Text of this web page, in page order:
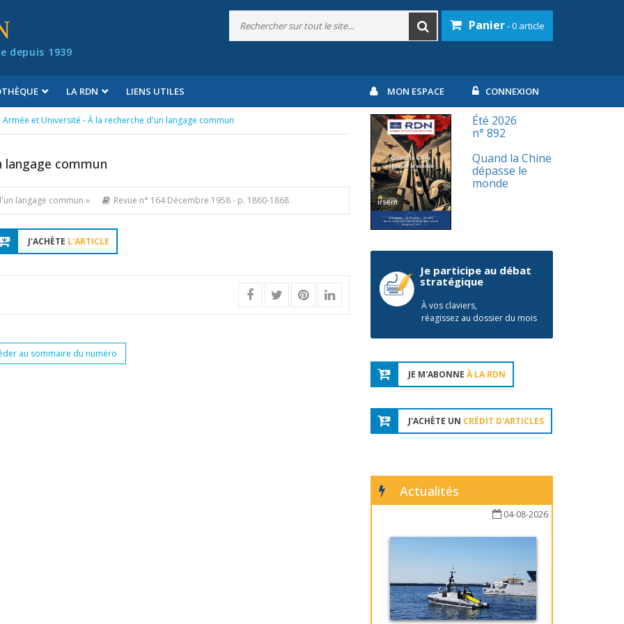
depuis 1939
Panier- 0 article
LA RDN LIENS UTILES MON ESPACE CONNEXION
Armée et Université - À la recherche d'un langage commun
langage commun
langage commun » Revue n° 164 Décembre 1958- p. 1860-1868
J'ACHÈTE L'ARTICLE
au sommaire du numéro
Été 2026
n° 892
Quand la Chine
dépasse le
monde
Je participe au débat
stratégique
À vos claviers,
réagissez au dossier du mois
JE M'ABONNE À LA RDN
J'ACHÈTE UN CRÉDIT D'ARTICLES
Actualités
04-08-2026